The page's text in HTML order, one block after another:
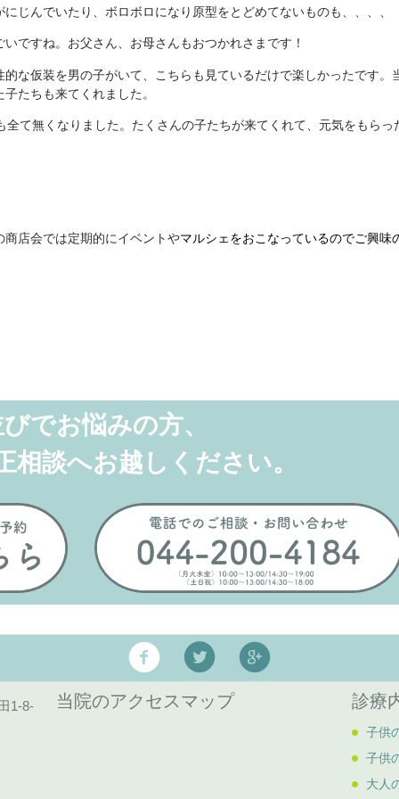
じんでいたり、ボロボロになり原型をとどめてないものも、、、、
ですね。お父さん、お母さんもおつかれさまです！
な仮装を男の子がいて、こちらも見ているだけで楽しかったです。
たちも来てくれました。
て無くなりました。たくさんの子たちが来てくれて、元気をもらっ
店会では定期的にイベントやマルシェをおこなっているのでご興味
でお悩みの方、
相談へお越しください。
1-8- 当院のアクセスマップ 診療
子供
子供
大人